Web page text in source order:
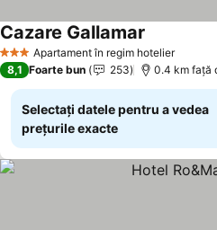
3 SteleApartament în regim hotelier
Cazare Gallamar
8,1 Foarte bun 253 0.4 km faţă
Selectați datele pentru a vedea
prețurile exacte